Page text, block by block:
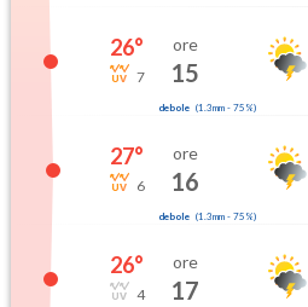
26°
7
ore
15
debole (1.3mm- 75 %)
27°
6
ore
16
debole (1.3mm- 75 %)
26°
4
ore
17